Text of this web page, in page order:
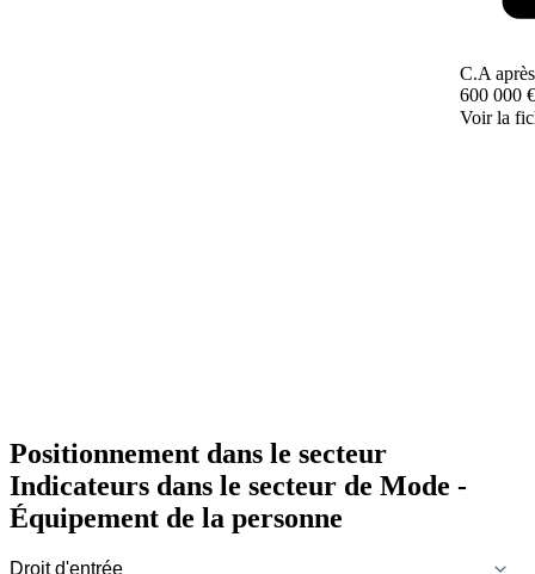
C.A
600 000 €
Voir la
Positionnement dans le secteur
Indicateurs dans le secteur de Mode -
Équipement de la personne